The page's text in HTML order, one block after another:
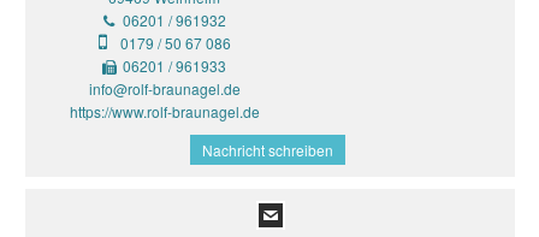
06201 / 961932
0179 / 50 67 086
06201 / 961933
info@rolf-braunagel.de
https://www.rolf-braunagel.de
Nachricht schreiben